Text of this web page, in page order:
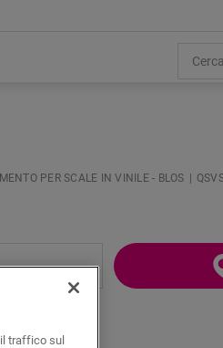
PER SCALE IN VINILE - BLOS
traffico sul